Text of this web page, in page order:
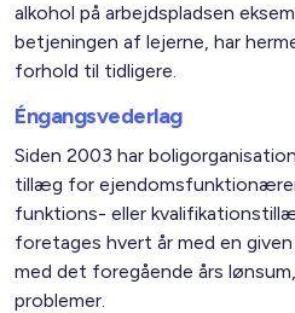
alkohol på arbejdspladsen
betjeningen af lejerne, har
forhold til tidligere.
Éngangsvederlag
Siden 2003 har
tillæg for
funktions- eller
foretages hvert år med en
med det foregående års
problemer.